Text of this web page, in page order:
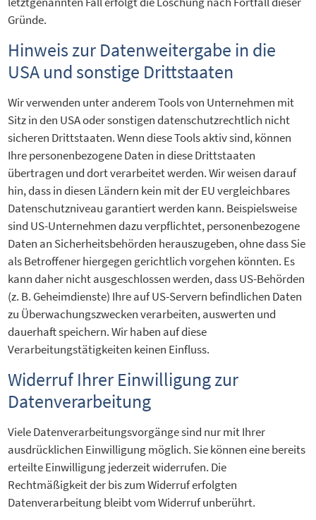
Gründe.
Hinweis zur Datenweitergabe in die
USA und sonstige Drittstaaten
Wir verwenden unter anderem Tools von Unternehmen mit
Sitz in den USA oder sonstigen datenschutzrechtlich nicht
sicheren Drittstaaten. Wenn diese Tools aktiv sind, können
Ihre personenbezogene Daten in diese Drittstaaten
übertragen und dort verarbeitet werden. Wir weisen darauf
hin, dass in diesen Ländern kein mit der EU vergleichbares
Datenschutzniveau garantiert werden kann. Beispielsweise
sind US-Unternehmen dazu verpflichtet, personenbezogene
Daten an Sicherheitsbehörden herauszugeben, ohne dass Sie
als Betroffener hiergegen gerichtlich vorgehen könnten. Es
kann daher nicht ausgeschlossen werden, dass US-Behörden
(z. B. Geheimdienste) Ihre auf US-Servern befindlichen Daten
zu Überwachungszwecken verarbeiten, auswerten und
dauerhaft speichern. Wir haben auf diese
Verarbeitungstätigkeiten keinen Einfluss.
Widerruf Ihrer Einwilligung zur
Datenverarbeitung
Viele Datenverarbeitungsvorgänge sind nur mit Ihrer
ausdrücklichen Einwilligung möglich. Sie können eine bereits
erteilte Einwilligung jederzeit widerrufen. Die
Rechtmäßigkeit der bis zum Widerruf erfolgten
Datenverarbeitung bleibt vom Widerruf unberührt.